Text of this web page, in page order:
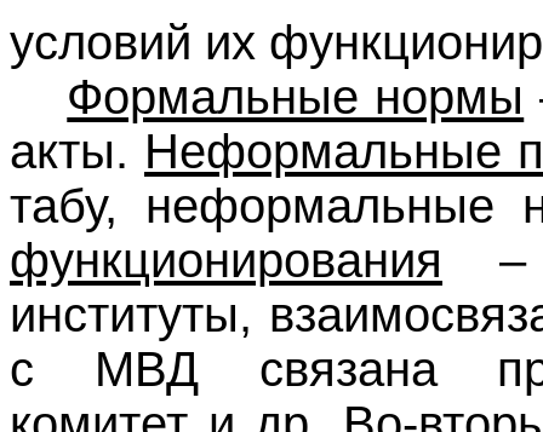
условий их
Формальные нормы
акты. Неформальные
табу, неформальные
функционирования –
институты,
с МВД связана